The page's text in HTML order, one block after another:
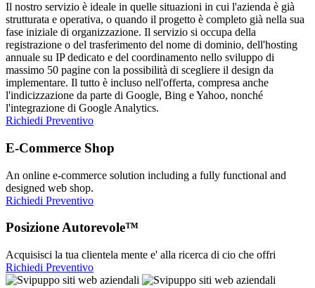
Il nostro servizio è ideale in quelle situazioni in cui l'azienda è già
strutturata e operativa, o quando il progetto è completo già nella sua
fase iniziale di organizzazione. Il servizio si occupa della
registrazione o del trasferimento del nome di dominio, dell'hosting
annuale su IP dedicato e del coordinamento nello sviluppo di
massimo 50 pagine con la possibilità di scegliere il design da
implementare. Il tutto è incluso nell'offerta, compresa anche
l'indicizzazione da parte di Google, Bing e Yahoo, nonché
l'integrazione di Google Analytics.
Richiedi Preventivo
E-Commerce Shop
An online e-commerce solution including a fully functional and
designed web shop.
Richiedi Preventivo
Posizione Autorevole™
Acquisisci la tua clientela mente e' alla ricerca di cio che offri
Richiedi Preventivo